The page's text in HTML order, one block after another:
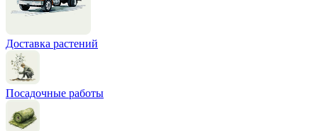
Доставка растений
Посадочные работы